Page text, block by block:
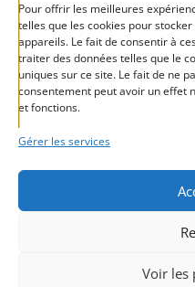
Pour offrir les meilleures
telles que les cookies pour
appareils. Le fait de consentir à
traiter des données telles que le
uniques sur ce site. Le fait de ne
consentement peut avoir un effet
et fonctions.
Gérer les services
Voir les
Politique de